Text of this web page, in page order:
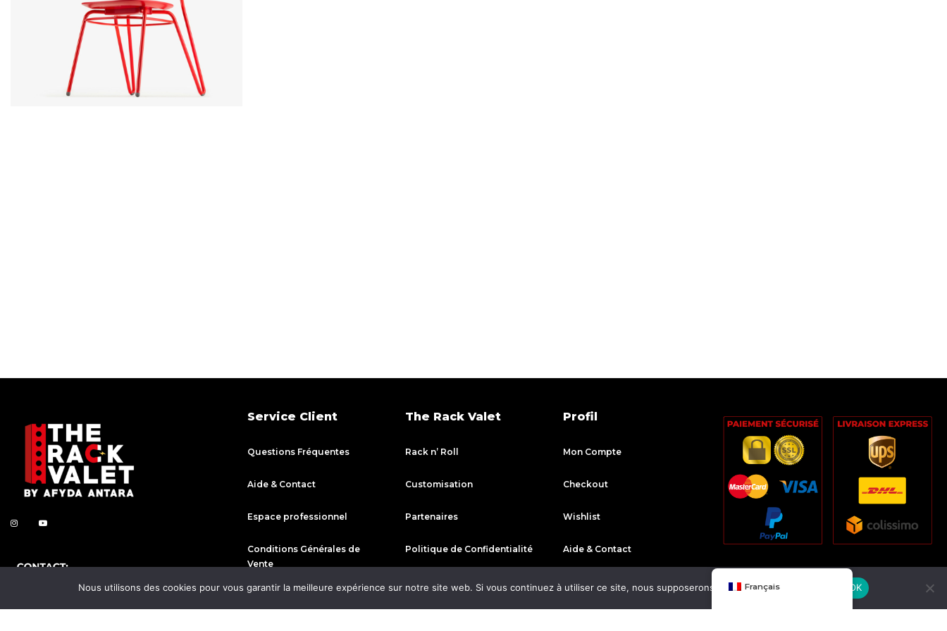
Service Client
Questions Fréquentes
Aide & Contact
Espace professionnel
Conditions Générales de
Vente
Politique d’Expédition
The Rack Valet
Rack n’ Roll
Customisation
Partenaires
Politique de Confidentialité
Profil
Mon Compte
Checkout
Wishlist
Aide & Contact
Français
Nous utilisons des cookies pour vous garantir la meilleure expérience sur notre site web. Si vous continuez à utiliser ce site, nous supposerons que vous en êtes satisfait. OK